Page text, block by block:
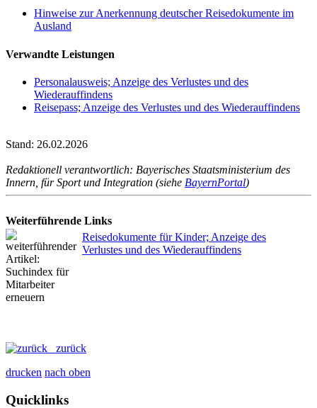
Hinweise zur Anerkennung deutscher Reisedokumente im
Ausland
Verwandte Leistungen
Personalausweis; Anzeige des Verlustes und des
Wiederauffindens
Reisepass; Anzeige des Verlustes und des Wiederauffindens
Stand: 26.02.2026
Redaktionell verantwortlich: Bayerisches Staatsministerium des
Innern, für Sport und Integration (siehe BayernPortal)
Weiterführende Links
Reisedokumente für Kinder; Anzeige des
Verlustes und des Wiederauffindens
zurück
drucken nach oben
Quicklinks